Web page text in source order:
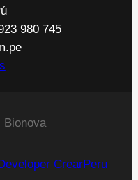
980 745
Bionova
CrearPeru